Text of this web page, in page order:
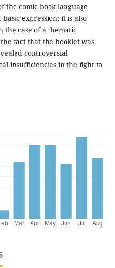
the comic book language
expression; it is also
the case of a thematic
fact that the booklet was
controversial
insufficiencies in the fight to